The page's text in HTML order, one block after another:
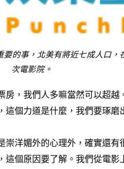
的事，北美有將近七成人口，
次電影院。
，我們人多嘛當然可以超越
個力道是什麼，我們要琢磨
崇洋媚外的心理外，確實還有
這個原因要了解。我們從電影